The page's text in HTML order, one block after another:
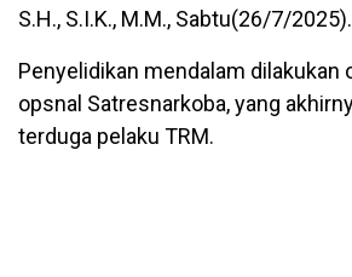
S.H., S.I.K., M.M., Sabtu(26/7/2025).
Penyelidikan mendalam dilakukan
opsnal Satresnarkoba, yang
terduga pelaku TRM.